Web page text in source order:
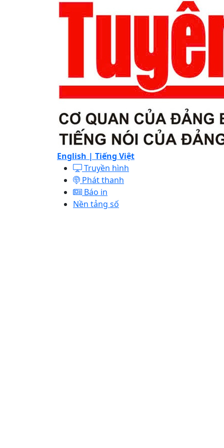
English | Tiếng Việt
Truyền hình
Phát thanh
Báo in
Nền tảng số